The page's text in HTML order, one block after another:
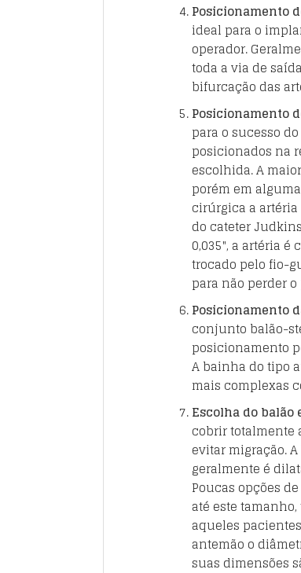
Posicionamento
ideal para o
operador.
toda a via de
bifurcação das
Posicionamento
para o sucesso
posicionados na
escolhida. A
porém em
cirúrgica a
do cateter
0,035", a artéria
trocado pelo fio-
para não perder
Posicionamento
conjunto balão-
posicionamento
A bainha do tipo
mais complexas
Escolha do balão
cobrir totalmente
evitar migração.
geralmente é
Poucas opções
até este
aqueles
antemão o
suas dimensões